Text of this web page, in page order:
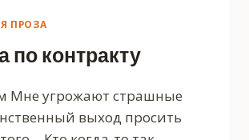
ПРОЗА
по контракту
Мне угрожают страшные
выход просить